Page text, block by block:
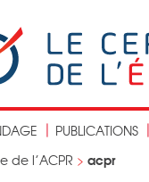
PUBLICATIONS
de l’ACPR > acpr